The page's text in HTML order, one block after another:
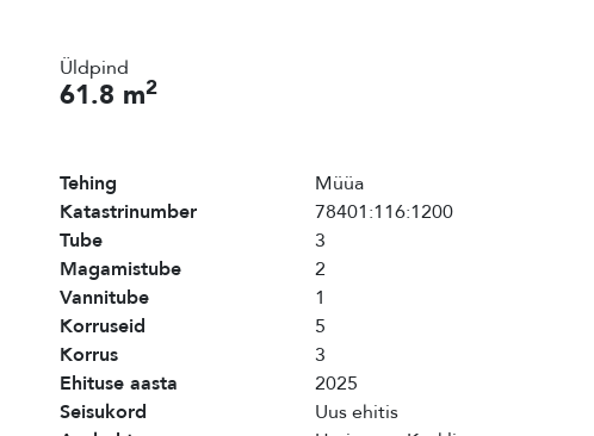
Üldpind
61.8 m2
Tehing
Müüa
Katastrinumber
78401:116:1200
Tube
3
Magamistube
2
Vannitube
1
Korruseid
5
Korrus
3
Ehituse aasta
2025
Seisukord
Uus ehitis